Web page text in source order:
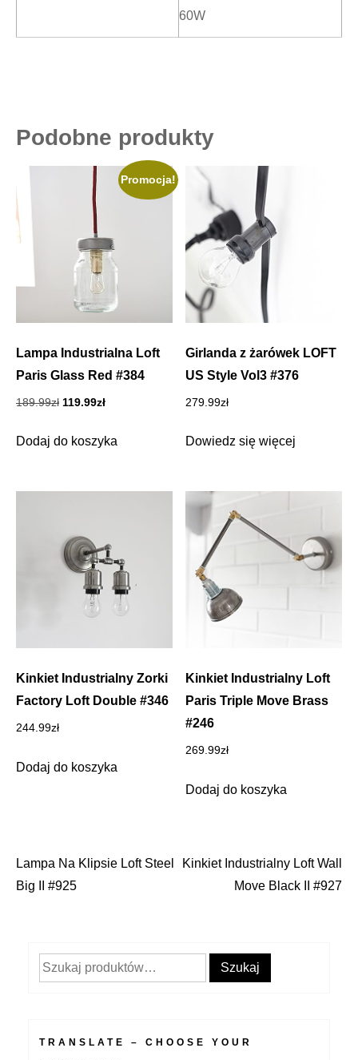
60W
Podobne produkty
Promocja!
Lampa Industrialna Loft
Paris Glass Red #384
189.99zł Pierwotna
wynosiła:
119.99złAktualna
wynosi:
Dodaj do koszyka
Girlanda z żarówek LOFT
US Style Vol3 #376
279.99zł
Dowiedz się więcej
Kinkiet Industrialny Zorki
Factory Loft Double #346
244.99zł
Dodaj do koszyka
Kinkiet Industrialny Loft
Paris Triple Move Brass
#246
269.99zł
Dodaj do koszyka
Nawigacja
Lampa Na Klipsie Loft Steel
Big II #925
Kinkiet Industrialny Loft Wall
Move Black II #927
Szukaj: Szukaj
TRANSLATE – CHOOSE YOUR